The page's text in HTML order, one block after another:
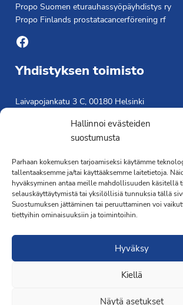
Hallinnoi evästeiden
suostumusta
Parhaan kokemuksen tarjoamiseksi käytämme
tallentaaksemme ja/tai käyttääksemme laitetietoja.
hyväksyminen antaa meille mahdollisuuden käsitellä
selauskäyttäytymistä tai yksilöllisiä tunnuksia tällä
Suostumuksen jättäminen tai peruuttaminen voi
tiettyihin ominaisuuksiin ja toimintoihin.
Hyväksy
Kiellä
Näytä asetukset
Propo Suomen eturauhassyöpäyhdistys ry
Propo Finlands prostatacancerförening rf
Facebook
Yhdistyksen toimisto
Laivapojankatu 3 C, 00180 Helsinki
Saavutettavuusseloste »
Toiminnanjohtaja
Kimmo Järvinen
Terveydenhoitaja
041 501 4176
·Toteutus ja ylläpitoMMD Networks